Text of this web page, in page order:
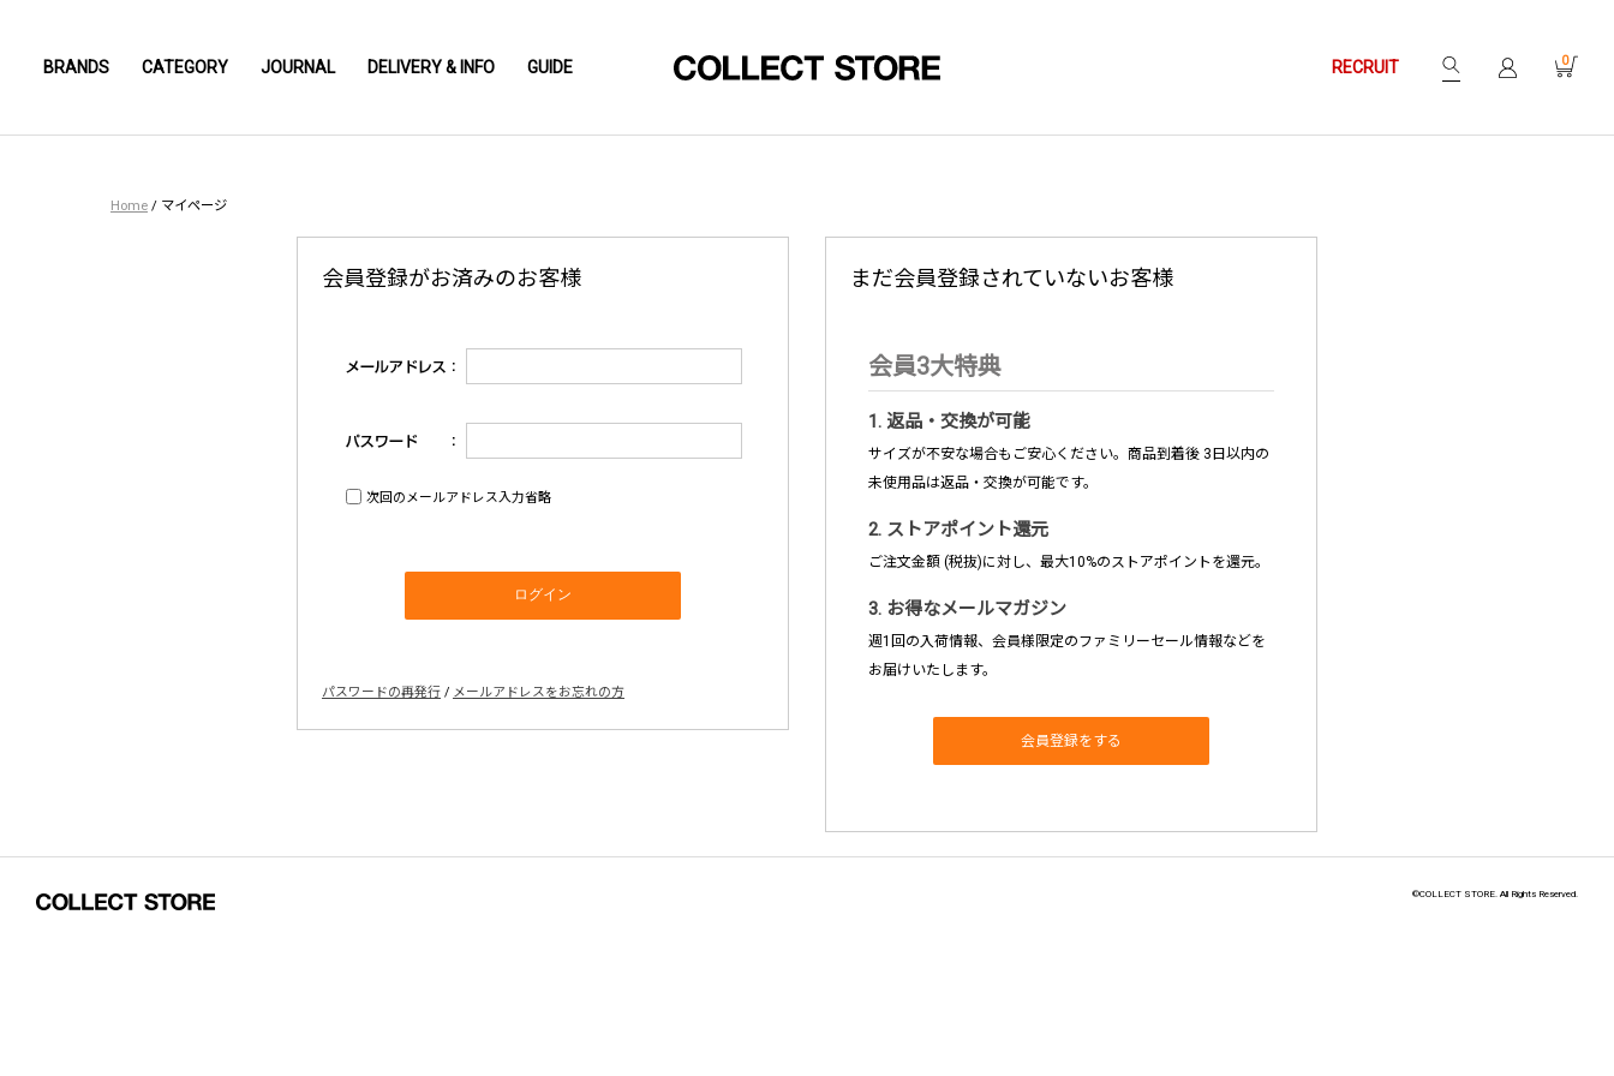
BRANDS CATEGORY JOURNAL DELIVERY & INFO GUIDE RECRUIT 0
Home / マイページ
会員登録がお済みのお客様
次回のメールアドレス入力省略
パスワードの再発行 / メールアドレスをお忘れの方
まだ会員登録されていないお客様
会員3大特典
1. 返品・交換が可能
サイズが不安な場合もご安心ください。商品到着後 3日以内の
未使用品は返品・交換が可能です。
2. ストアポイント還元
ご注文金額 (税抜)に対し、最大10%のストアポイントを還元。
3. お得なメールマガジン
週1回の入荷情報、会員様限定のファミリーセール情報などを
お届けいたします。
会員登録をする
©COLLECT STORE. All Rights Reserved.